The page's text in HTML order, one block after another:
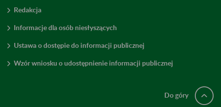
Redakcja
Informacje dla osób niesłyszących
Ustawa o dostępie do informacji publicznej
Wzór wniosku o udostępnienie informacji publicznej
Do góry